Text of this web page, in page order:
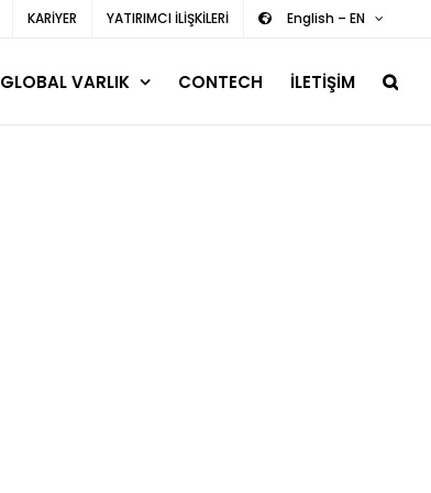
KARİYER YATIRIMCI İLİŞKİLERİ English – EN
GLOBAL VARLIK CONTECH İLETİŞİM